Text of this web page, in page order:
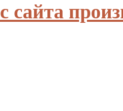
с сайта